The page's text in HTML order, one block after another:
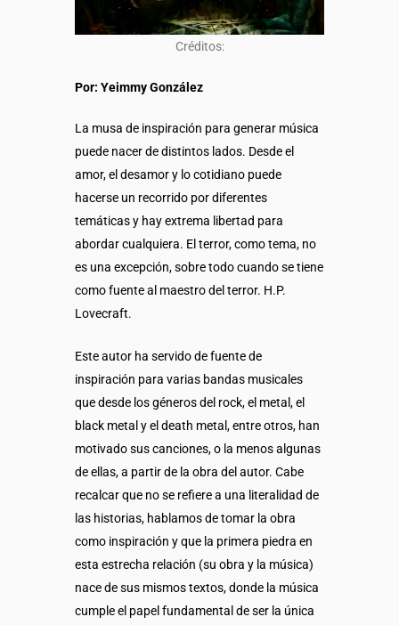
Créditos:
Por: Yeimmy González
La musa de inspiración para generar música
puede nacer de distintos lados. Desde el
amor, el desamor y lo cotidiano puede
hacerse un recorrido por diferentes
temáticas y hay extrema libertad para
abordar cualquiera. El terror, como tema, no
es una excepción, sobre todo cuando se tiene
como fuente al maestro del terror. H.P.
Lovecraft.
Este autor ha servido de fuente de
inspiración para varias bandas musicales
que desde los géneros del rock, el metal, el
black metal y el death metal, entre otros, han
motivado sus canciones, o la menos algunas
de ellas, a partir de la obra del autor. Cabe
recalcar que no se refiere a una literalidad de
las historias, hablamos de tomar la obra
como inspiración y que la primera piedra en
esta estrecha relación (su obra y la música)
nace de sus mismos textos, donde la música
cumple el papel fundamental de ser la única